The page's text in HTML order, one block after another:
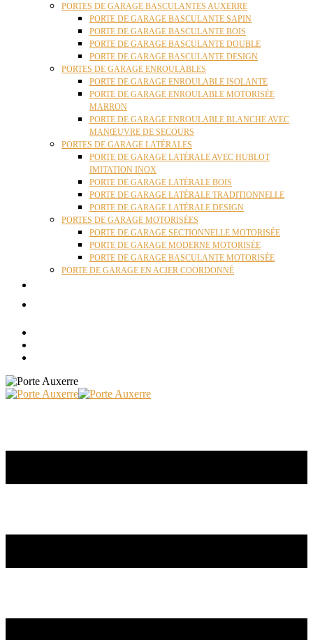
PORTES DE GARAGE BASCULANTES AUXERRE
PORTE DE GARAGE BASCULANTE SAPIN
PORTE DE GARAGE BASCULANTE BOIS
PORTE DE GARAGE BASCULANTE DOUBLE
PORTE DE GARAGE BASCULANTE DESIGN
PORTES DE GARAGE ENROULABLES
PORTE DE GARAGE ENROULABLE ISOLANTE
PORTE DE GARAGE ENROULABLE MOTORISÉE
MARRON
PORTE DE GARAGE ENROULABLE BLANCHE AVEC
MANŒUVRE DE SECOURS
PORTES DE GARAGE LATÉRALES
PORTE DE GARAGE LATÉRALE AVEC HUBLOT
IMITATION INOX
PORTE DE GARAGE LATÉRALE BOIS
PORTE DE GARAGE LATÉRALE TRADITIONNELLE
PORTE DE GARAGE LATÉRALE DESIGN
PORTES DE GARAGE MOTORISÉES
PORTE DE GARAGE SECTIONNELLE MOTORISÉE
PORTE DE GARAGE MODERNE MOTORISÉE
PORTE DE GARAGE BASCULANTE MOTORISÉE
PORTE DE GARAGE EN ACIER COORDONNÉ